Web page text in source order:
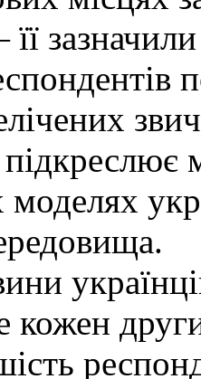
моделях